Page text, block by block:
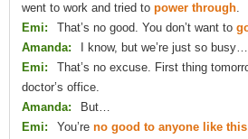
went to work and tried to power through.
Emi:
That’s no good. You don’t want to
Amanda:
I know, but we’re just so busy…
Emi:
That’s no excuse. First thing
doctor’s office.
Amanda:
But…
Emi:
You’re no good to anyone like this